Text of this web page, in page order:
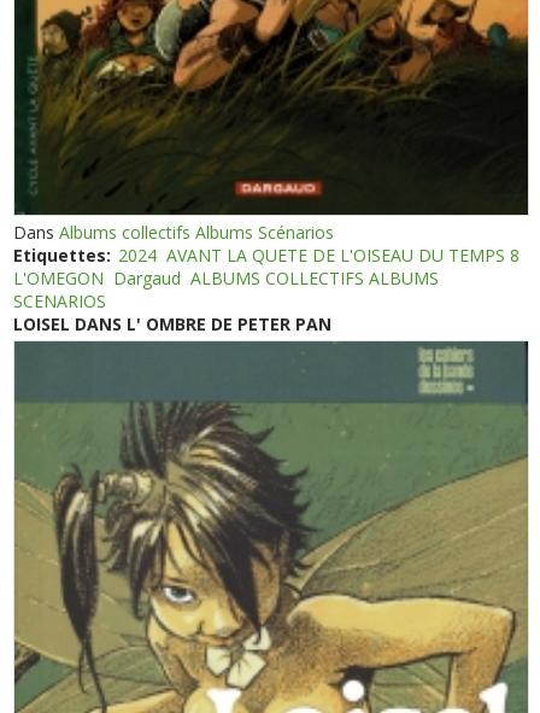
DansAlbums collectifs Albums Scénarios
Etiquettes: 2024 AVANT LA QUETE DE L'OISEAU DU TEMPS 8
L'OMEGON Dargaud ALBUMS COLLECTIFS ALBUMS
SCENARIOS
LOISEL DANS L' OMBRE DE PETER PAN